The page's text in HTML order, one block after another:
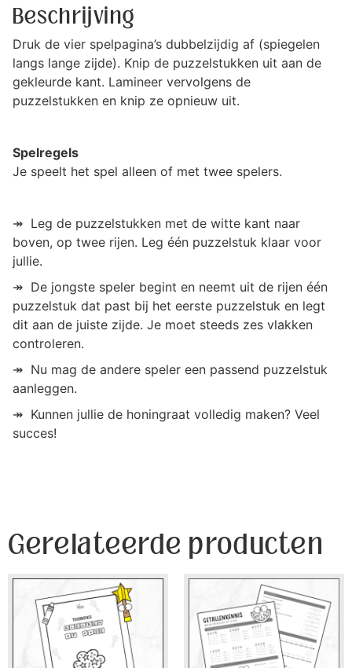
Beschrijving
Druk de vier spelpagina’s dubbelzijdig af (spiegelen
langs lange zijde). Knip de puzzelstukken uit aan de
gekleurde kant. Lamineer vervolgens de
puzzelstukken en knip ze opnieuw uit.
Spelregels
Je speelt het spel alleen of met twee spelers.
↠ Leg de puzzelstukken met de witte kant naar
boven, op twee rijen. Leg één puzzelstuk klaar voor
jullie.
↠ De jongste speler begint en neemt uit de rijen één
puzzelstuk dat past bij het eerste puzzelstuk en legt
dit aan de juiste zijde. Je moet steeds zes vlakken
controleren.
↠ Nu mag de andere speler een passend puzzelstuk
aanleggen.
↠ Kunnen jullie de honingraat volledig maken? Veel
succes!
Gerelateerde producten